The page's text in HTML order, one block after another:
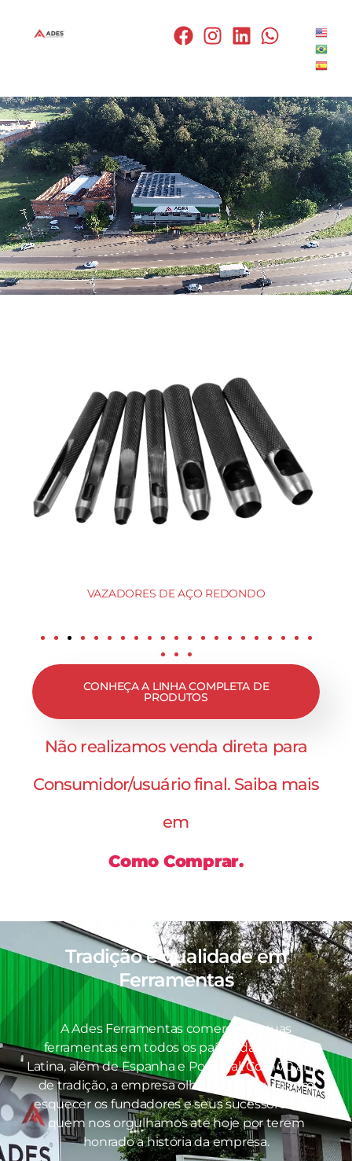
VAZADORES DE AÇO REDONDO
CONHEÇA A LINHA COMPLETA DE
PRODUTOS
Não realizamos venda direta para
Consumidor/usuário final. Saiba mais
em
Como Comprar.
Tradição e qualidade em
Ferramentas
A Ades Ferramentas comercializa suas
ferramentas em todos os países da América
Latina, além de Espanha e Portugal. Com 70 anos
de tradição, a empresa olha para o futuro sem
esquecer os fundadores e seus sucessores, por
quem nos orgulhamos até hoje por terem
honrado a história da empresa.